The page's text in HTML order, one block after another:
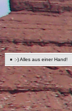
:-) Alles aus einer Hand!